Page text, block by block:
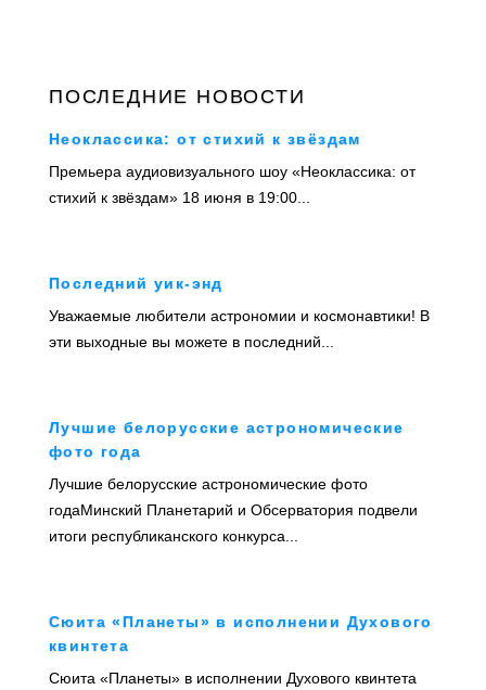
ПОСЛЕДНИЕ НОВОСТИ
Неоклассика: от стихий к звёздам
Премьера аудиовизуального шоу «Неоклассика: от
стихий к звёздам» 18 июня в 19:00...
Последний уик-энд
Уважаемые любители астрономии и космонавтики! В
эти выходные вы можете в последний...
Лучшие белорусские астрономические
фото года
Лучшие белорусские астрономические фото
годаМинский Планетарий и Обсерватория подвели
итоги республиканского конкурса...
Сюита «Планеты» в исполнении Духового
квинтета
Сюита «Планеты» в исполнении Духового квинтета